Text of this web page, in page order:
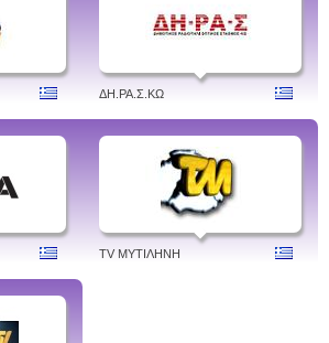
ΔH.ΡΑ.Σ.ΚΩ
TV ΜΥΤΙΛΗΝΗ